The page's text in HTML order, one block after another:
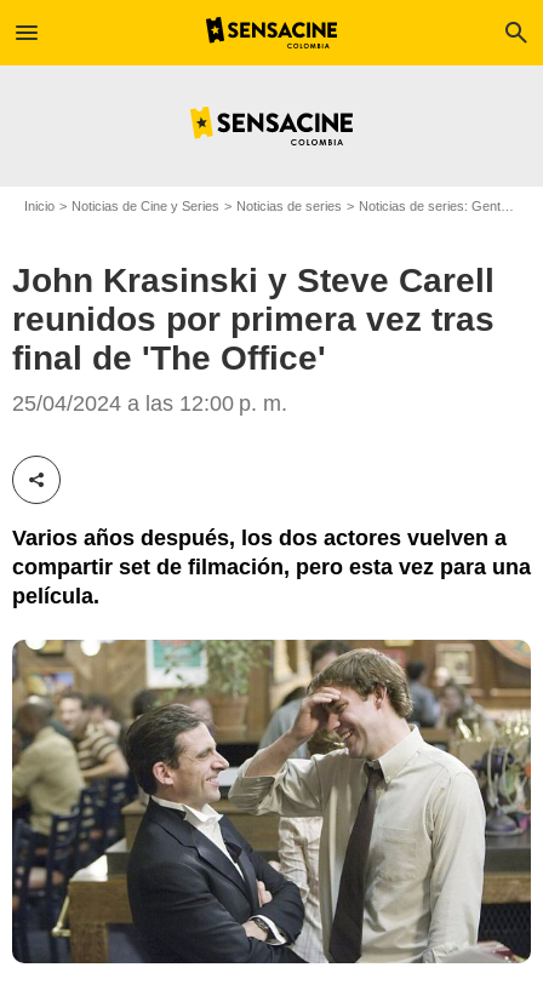
menu search
Inicio Noticias de Cine y Series Noticias de series Noticias de series: Gente
John Krasinski y Steve Carell
reunidos por primera vez tras
final de 'The Office'
25/04/2024 a las 12:00 p. m.
Compartir esta noticia
Varios años después, los dos actores vuelven a
compartir set de filmación, pero esta vez para una
película.